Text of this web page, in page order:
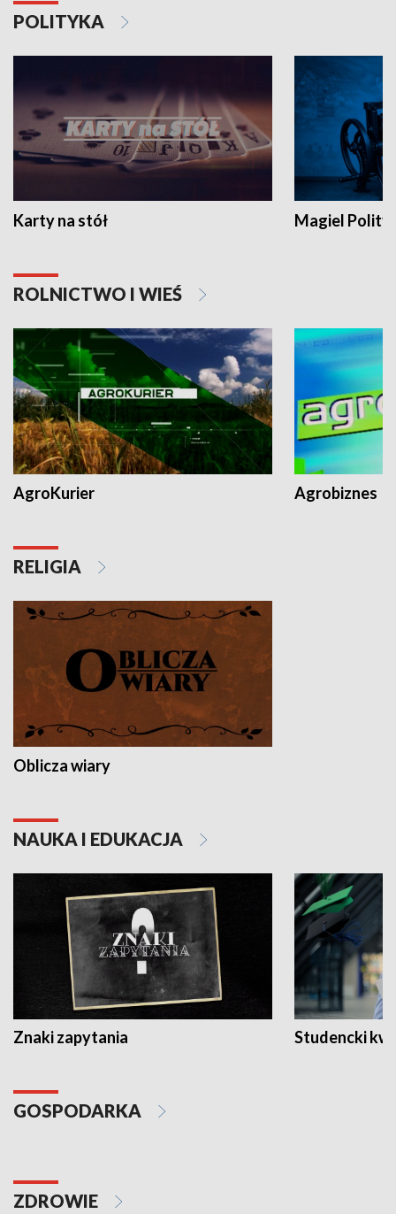
POLITYKA
Karty na stół Magiel
ROLNICTWO I WIEŚ
AgroKurier Agrobiznes
RELIGIA
Oblicza wiary
NAUKA I EDUKACJA
Znaki zapytania Studencki
GOSPODARKA
ZDROWIE